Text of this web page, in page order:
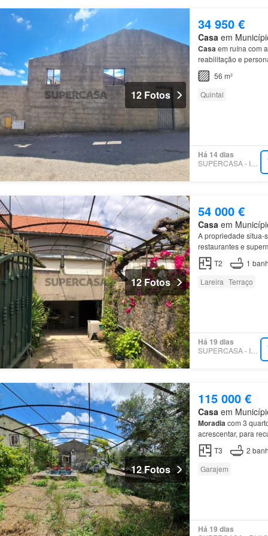
12 Fotos
34 950 €
Casaem
Casaem ruína com
reabilitação e
56 m²
Quintal
Há 14 dias
SUPERCASA - IMODIVA
12 Fotos
54 000 €
Casaem
A propriedade
restaurantes e
T2
1
Lareira Terraço
Há 19 dias
SUPERCASA - IMODIVA
12 Fotos
115 000 €
Casaem
Moradiacom 3
acrescentar, para
Acesso ao IC8 em
T3 2
Garajem
Há 19 dias